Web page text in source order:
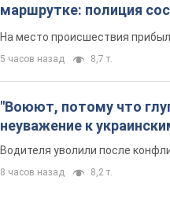
маршрутке: полиция
На место происшествия
5 часов назад 8,7 т.
"Воюют, потому что
неуважение к
Водителя уволили после
8 часов назад 8,2 т.